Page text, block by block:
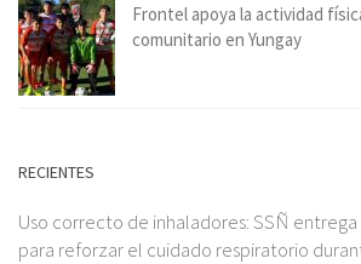
Frontel apoya la actividad
comunitario en Yungay
RECIENTES
Uso correcto de inhaladores: SSÑ
para reforzar el cuidado respiratorio